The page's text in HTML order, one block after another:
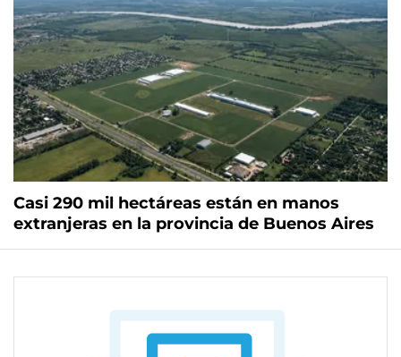
Casi 290 mil hectáreas están en manos
extranjeras en la provincia de Buenos Aires